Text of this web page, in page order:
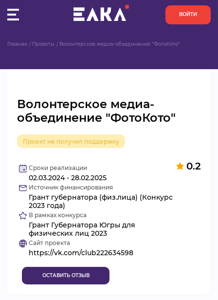
ВОЙТИ
ОРГАНИЗАЦИИ
АНАЛИТИКА
БАЗА ЗНАНИЙ
ВИДЕОКУРСЫ
ВОЙТИ
Главная Проекты Волонтерское медиа-объединение "ФотоКото"
Волонтерское медиа-
объединение "ФотоКото"
Проект не получил поддержку
0.2
Сроки реализации
02.03.2024 - 28.02.2025
Источник финансирования
Грант губернатора (физ.лица) (Конкурс
2023 года)
В рамках конкурса
Грант Губернатора Югры для
физических лиц 2023
Сайт проекта
https://vk.com/club222634598
ОСТАВИТЬ ОТЗЫВ